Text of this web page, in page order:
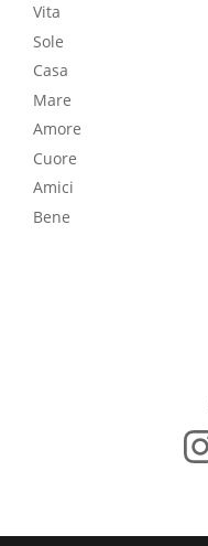
Vita
Sole
Casa
Mare
Amore
Cuore
Amici
Bene